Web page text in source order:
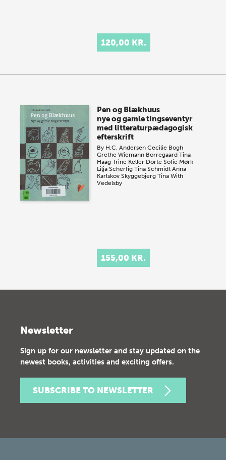
120,00 KR.
Pen og Blækhuus
nye og gamle tingseventyr
med litteraturpædagogisk
efterskrift
By H.C. Andersen Cecilie Bogh
Grethe Wiemann Borregaard Tina
Haag Trine Keller Dorte Sofie Mørk
Lilja Scherfig Tina Schmidt Anna
Karlskov Skyggebjerg Tina With
Vedelsby
155,00 KR.
Newsletter
Sign up for our newsletter and stay updated on the
newest books, activities and exciting offers.
SUBSCRIBE TO NEWSLETTER